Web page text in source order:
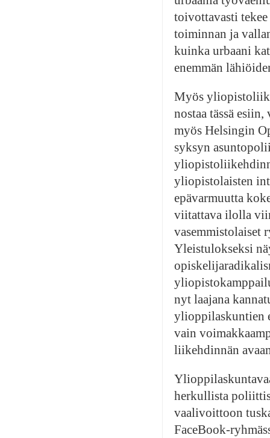
toivottavasti
toiminnan ja
kuinka urbaani
enemmän
Myös
nostaa tässä
myös Helsingin
syksyn
yliopistolaisten
epävarmuutta
viitattava ilolla
vasemmistolaiset
Yleistulokseksi
nyt laajana
ylioppilaskuntien
vain
liikehdinnän
herkullista
vaalivoittoon
FaceBook-